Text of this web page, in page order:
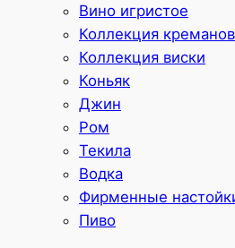
Вино игристое
Коллекция
Коллекция виски
Коньяк
Джин
Ром
Текила
Водка
Фирменные
Пиво